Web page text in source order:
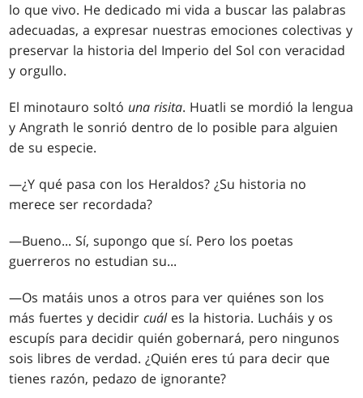
lo que vivo. He dedicado mi vida a buscar las palabras
adecuadas, a expresar nuestras emociones colectivas y
preservar la historia del Imperio del Sol con veracidad
y orgullo.
El minotauro soltó una risita. Huatli se mordió la lengua
y Angrath le sonrió dentro de lo posible para alguien
de su especie.
—¿Y qué pasa con los Heraldos? ¿Su historia no
merece ser recordada?
—Bueno... Sí, supongo que sí. Pero los poetas
guerreros no estudian su...
—Os matáis unos a otros para ver quiénes son los
más fuertes y decidircuáles la historia. Lucháis y os
escupís para decidir quién gobernará, pero ningunos
sois libres de verdad. ¿Quién eres tú para decir que
tienes razón, pedazo de ignorante?